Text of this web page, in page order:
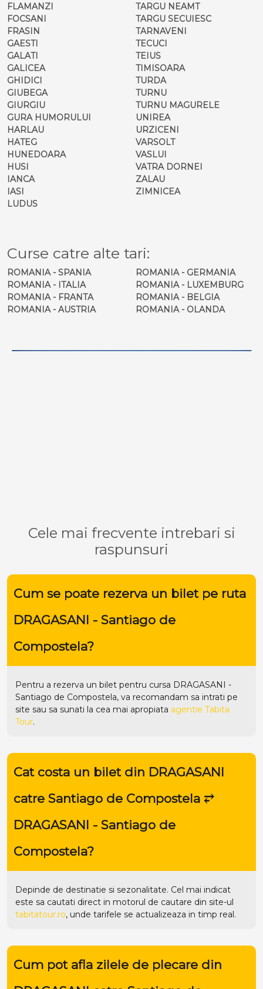
FLAMANZI
FOCSANI
FRASIN
GAESTI
GALATI
GALICEA
GHIDICI
GIUBEGA
GIURGIU
GURA HUMORULUI
HARLAU
HATEG
HUNEDOARA
HUSI
IANCA
IASI
LUDUS
TARGU NEAMT
TARGU SECUIESC
TARNAVENI
TECUCI
TEIUS
TIMISOARA
TURDA
TURNU
TURNU MAGURELE
UNIREA
URZICENI
VARSOLT
VASLUI
VATRA DORNEI
ZALAU
ZIMNICEA
Curse catre alte tari:
ROMANIA - SPANIA
ROMANIA - ITALIA
ROMANIA - FRANTA
ROMANIA - AUSTRIA
ROMANIA - GERMANIA
ROMANIA - LUXEMBURG
ROMANIA - BELGIA
ROMANIA - OLANDA
Cele mai frecvente intrebari si
raspunsuri
Cum se poate rezerva un bilet pe ruta
DRAGASANI - Santiago de
Compostela?
Pentru a rezerva un bilet pentru cursa DRAGASANI -
Santiago de Compostela, va recomandam sa intrati pe
site sau sa sunati la cea mai apropiata agentie Tabita
Tour.
Cat costa un bilet din DRAGASANI
catre Santiago de Compostela ⥂
DRAGASANI - Santiago de
Compostela?
Depinde de destinatie si sezonalitate. Cel mai indicat
este sa cautati direct in motorul de cautare din site-ul
tabitatour.ro, unde tarifele se actualizeaza in timp real.
Cum pot afla zilele de plecare din